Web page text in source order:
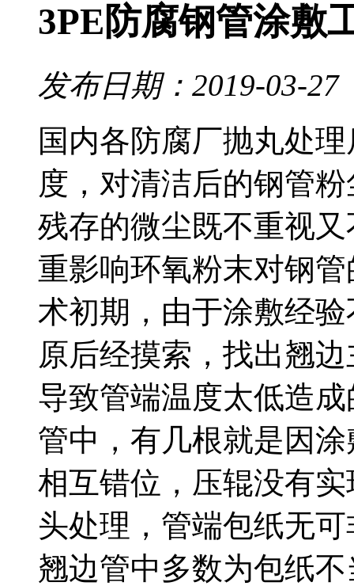
3PE防腐钢管涂敷
发布日期：2019-03-27
国内各防腐厂抛丸处
度，对清洁后的钢管
残存的微尘既不重视
重影响环氧粉末对钢
术初期，由于涂敷经
原后经摸索，找出翘
导致管端温度太低造
管中，有几根就是因
相互错位，压辊没有
头处理，管端包纸无
翘边管中多数为包纸